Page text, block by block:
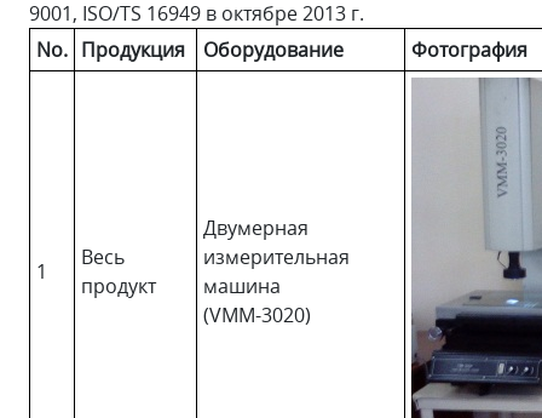
9001, ISO/TS 16949 в октябре 2013 г.
No. Продукция Оборудование Фотография
1
Весь
продукт
Двумерная
измерительная
машина
(VMM-3020)